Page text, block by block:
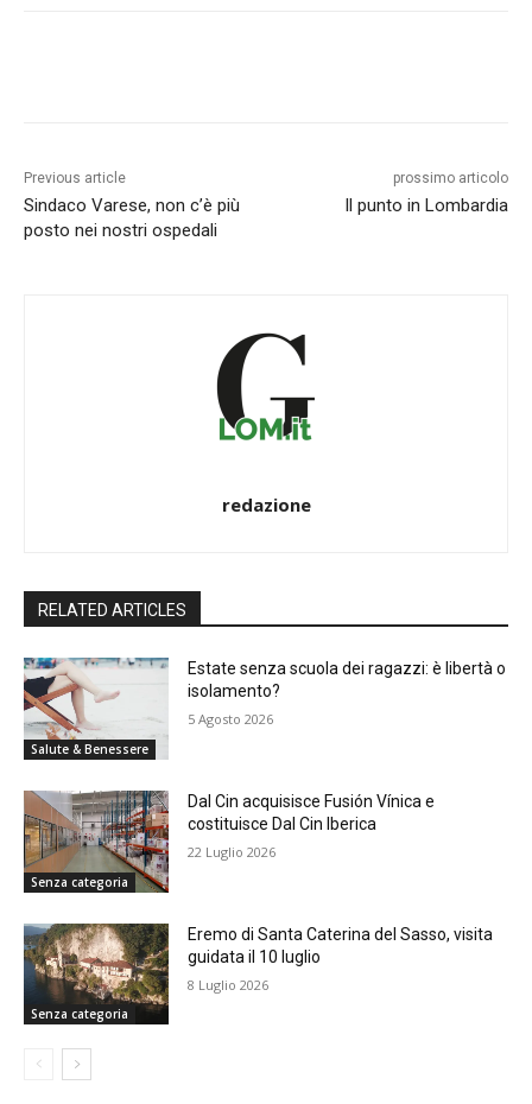
Previous article
Sindaco Varese, non c’è più
posto nei nostri ospedali
prossimo articolo
Il punto in Lombardia
redazione
RELATED ARTICLES
Salute & Benessere
Estate senza scuola dei ragazzi: è libertà o
isolamento?
5 Agosto 2026
Senza categoria
Dal Cin acquisisce Fusión Vínica e
costituisce Dal Cin Iberica
22 Luglio 2026
Senza categoria
Eremo di Santa Caterina del Sasso, visita
guidata il 10 luglio
8 Luglio 2026